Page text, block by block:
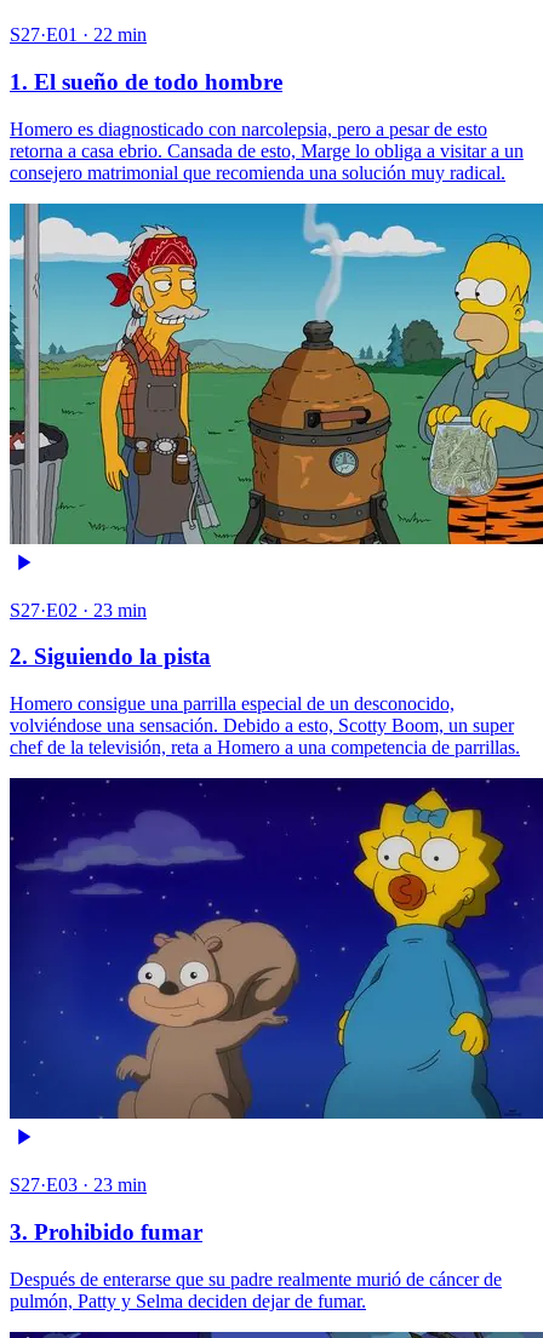
S27·E01 · 22 min
1. El sueño de todo hombre
Homero es diagnosticado con narcolepsia, pero a pesar de esto
retorna a casa ebrio. Cansada de esto, Marge lo obliga a visitar a un
consejero matrimonial que recomienda una solución muy radical.
S27·E02 · 23 min
2. Siguiendo la pista
Homero consigue una parrilla especial de un desconocido,
volviéndose una sensación. Debido a esto, Scotty Boom, un super
chef de la televisión, reta a Homero a una competencia de parrillas.
S27·E03 · 23 min
3. Prohibido fumar
Después de enterarse que su padre realmente murió de cáncer de
pulmón, Patty y Selma deciden dejar de fumar.